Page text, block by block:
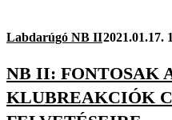
Labdarúgó NB II2021.01.17.
NB II: FONTOSAK
KLUBREAKCIÓK